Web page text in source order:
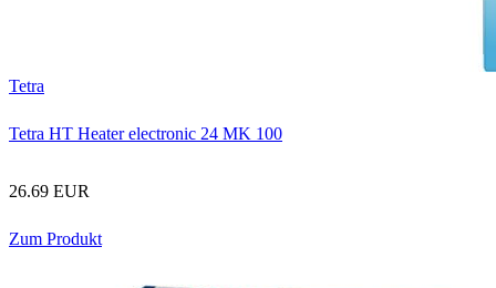
Tetra
Tetra HT Heater electronic 24 MK 100
26.69 EUR
Zum Produkt